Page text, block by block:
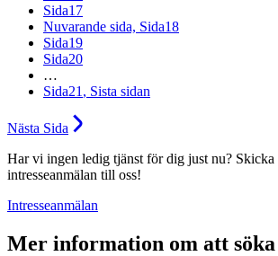
Sida17
Nuvarande sida, Sida18
Sida19
Sida20
…
Sida21 , Sista sidan
Nästa Sida
Har vi ingen ledig tjänst för dig just nu? Skicka
intresseanmälan till oss!
Intresseanmälan
Mer information om att